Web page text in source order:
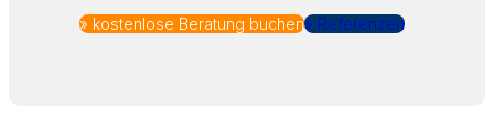
» kostenlose Beratung buchen» Referenzen